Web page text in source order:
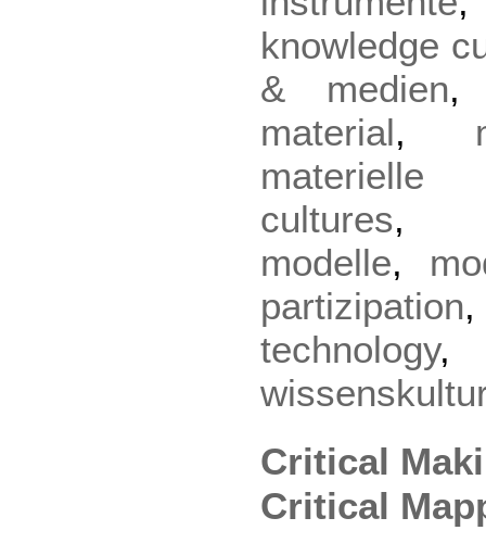
knowledge
& medien
material,
materielle
cultures
modelle,
partizipation
technology
Critical
Critical